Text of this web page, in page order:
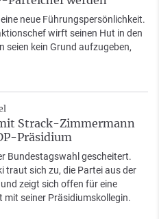
neue Führungspersönlichkeit.
wirft seinen Hut in den
seien kein Grund aufzugeben,
Strack-Zimmermann
Präsidium
Bundestagswahl gescheitert.
traut sich zu, die Partei aus der
zeigt sich offen für eine
mit seiner Präsidiumskollegin.